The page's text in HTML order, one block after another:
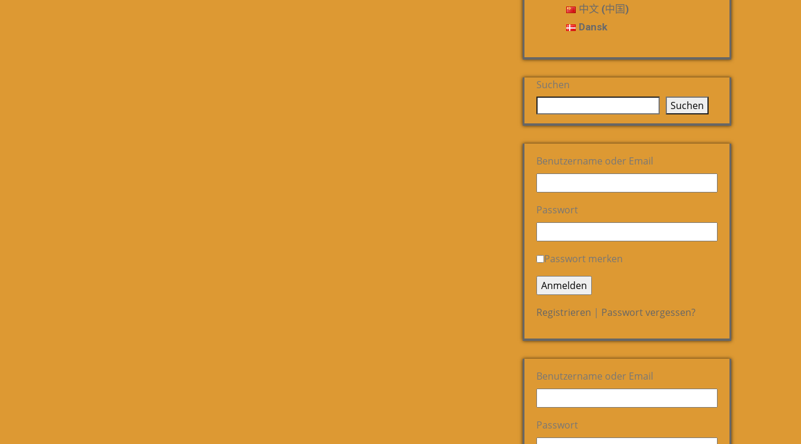
中文 (中国)
Dansk
Suchen
Suchen
Benutzername oder Email
Passwort
Passwort merken
Registrieren | Passwort vergessen?
Benutzername oder Email
Passwort